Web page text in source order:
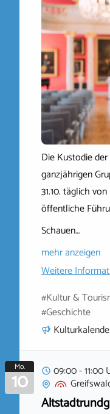
Die Kustodie
ganzjährigen
31.10. täglich
öffentliche
Schauen…
mehr anzeigen
Weitere
#Kultur &
#Geschichte
Mo.
10
09:00 - 11:00